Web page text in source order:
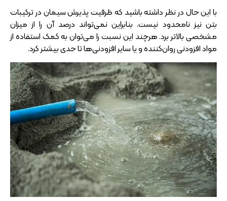
با این حال در نظر داشته باشید که ظرفیت پذیرش سیمان در ترکیبات
بتن نیز نامحدود نیست. بنابراین نمی‌تواند درصد آن را از میزان
مشخصی بالاتر برد. هرچند این نسبت را می‌توان به کمک استفاده از
مواد افزودنی روان‌کننده و یا سایر افزودنی‌ها تا حدی بیشتر کرد.